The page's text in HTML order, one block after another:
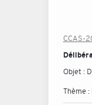
CCAS-
Objet :
Thème :